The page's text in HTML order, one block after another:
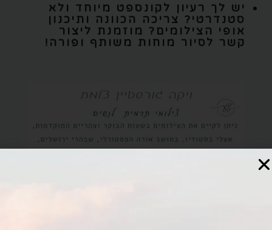
יש לך רעיון לקונספט מיוחד ולא
סטנדרטי? צריכה הכוונה ותיכנון
אופי הצילומים? מוזמנת ליצור
קשר לסיור מוחות משותף ופורה!